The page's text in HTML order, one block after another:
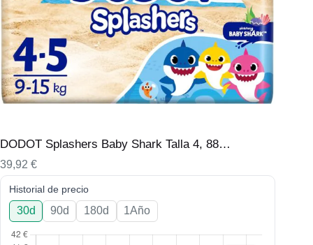
DODOT Splashers Baby Shark Talla 4, 88…
39,92 €
Historial de precio
30d 90d 180d 1Año